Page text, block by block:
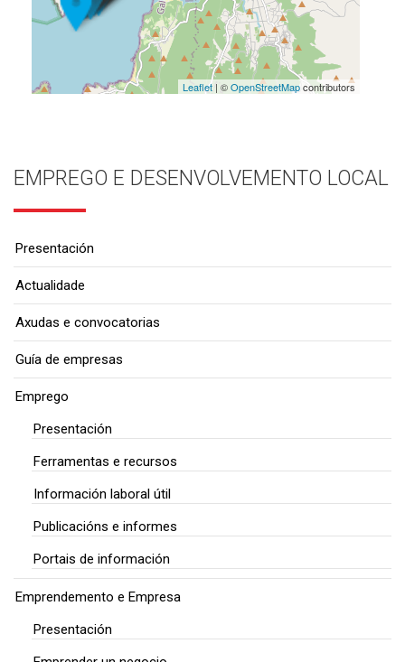
Leaflet| ©OpenStreetMapcontributors
EMPREGO E DESENVOLVEMENTO LOCAL
Presentación
Actualidade
Axudas e convocatorias
Guía de empresas
Emprego
Presentación
Ferramentas e recursos
Información laboral útil
Publicacións e informes
Portais de información
Emprendemento e Empresa
Presentación